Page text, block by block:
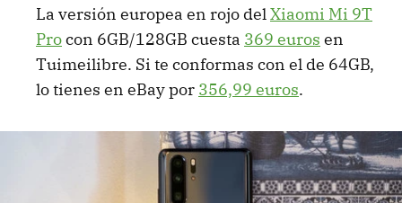
La versión europea en rojo delXiaomi Mi 9T
Procon 6GB/128GB cuesta 369 euros en
Tuimeilibre. Si te conformas con el de 64GB,
lo tienes en eBay por 356,99 euros.